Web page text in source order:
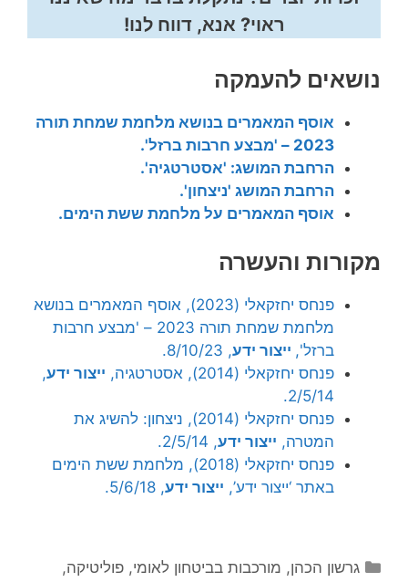
ראוי? אנא, דווח לנו!
נושאים להעמקה
אוסף המאמרים בנושא מלחמת שמחת תורה
2023 – 'מבצע חרבות ברזל'.
הרחבת המושג: 'אסטרטגיה'.
הרחבת המושג 'ניצחון'.
אוסף המאמרים על מלחמת ששת הימים.
מקורות והעשרה
פנחס יחזקאלי (2023), אוסף המאמרים בנושא
מלחמת שמחת תורה 2023 – 'מבצע חרבות
ברזל', ייצור ידע, 8/10/23.
פנחס יחזקאלי (2014), אסטרטגיה,
ייצור ידע,
2/5/14.
פנחס יחזקאלי (2014), ניצחון: להשיג את
המטרה, ייצור ידע, 2/5/14.
פנחס יחזקאלי (2018), מלחמת ששת הימים
באתר ‘ייצור ידע’, ייצור ידע, 5/6/18.
קטגוריות
גרשון הכהן, מורכבות בביטחון לאומי,פוליטיקה,